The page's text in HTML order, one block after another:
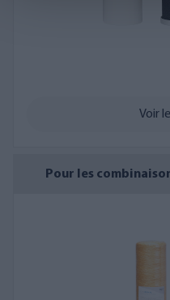
Voir
Pour les